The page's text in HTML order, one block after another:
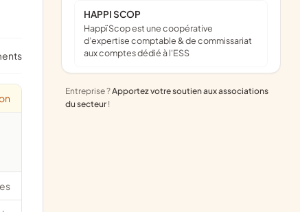
HAPPI SCOP
Happï Scop est une coopérative
d’expertise comptable & de commissariat
aux comptes dédié à l'ESS
Entreprise ?Apportez votre soutien aux associations
du secteur !